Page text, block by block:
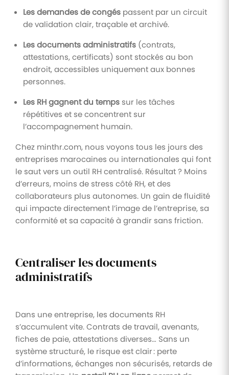
Les demandes de congés passent par un circuit
de validation clair, traçable et archivé.
Les documents administratifs (contrats,
attestations, certificats) sont stockés au bon
endroit, accessibles uniquement aux bonnes
personnes.
Les RH gagnent du temps sur les tâches
répétitives et se concentrent sur
l’accompagnement humain.
Chez minthr.com, nous voyons tous les jours des
entreprises marocaines ou internationales qui font
le saut vers un outil RH centralisé. Résultat ? Moins
d’erreurs, moins de stress côté RH, et des
collaborateurs plus autonomes. Un gain de fluidité
qui impacte directement l’image de l’entreprise, sa
conformité et sa capacité à grandir sans friction.
Centraliser les documents
administratifs
Dans une entreprise, les documents RH
s’accumulent vite. Contrats de travail, avenants,
fiches de paie, attestations diverses… Sans un
système structuré, le risque est clair : perte
d’informations, échanges non sécurisés, retards de